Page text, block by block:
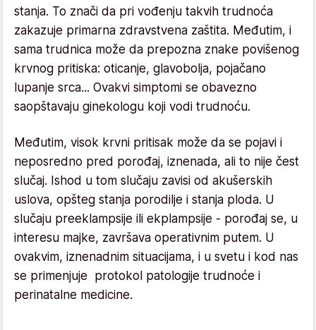
stanja. To znači da pri vođenju takvih trudnoća
zakazuje primarna zdravstvena zaštita. Međutim, i
sama trudnica može da prepozna znake povišenog
krvnog pritiska: oticanje, glavobolja, pojačano
lupanje srca... Ovakvi simptomi se obavezno
saopštavaju ginekologu koji vodi trudnoću.
Međutim, visok krvni pritisak može da se pojavi i
neposredno pred porođaj, iznenada, ali to nije čest
slučaj. Ishod u tom slučaju zavisi od akušerskih
uslova, opšteg stanja porodilje i stanja ploda. U
slučaju preeklampsije ili ekplampsije - porođaj se, u
interesu majke, završava operativnim putem. U
ovakvim, iznenadnim situacijama, i u svetu i kod nas
se primenjuje protokol patologije trudnoće i
perinatalne medicine.